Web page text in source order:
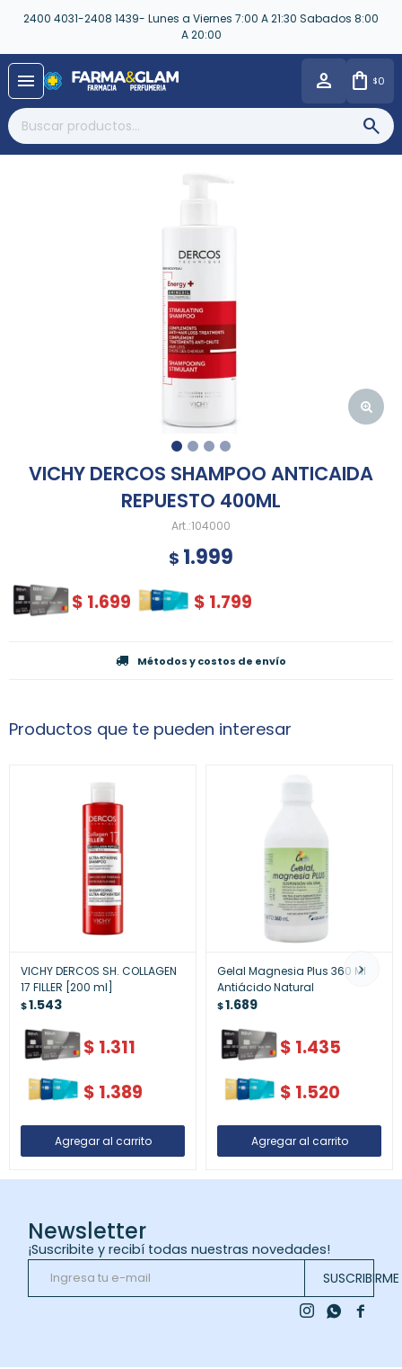
2400 4031-2408 1439- Lunes a Viernes 7:00 A 21:30 Sabados 8:00
A 20:00
menu $0
VICHY DERCOS SHAMPOO ANTICAIDA
REPUESTO 400ML
104000
$ 1.999
$ 1.699 $ 1.799
Métodos y costos de envío
Productos que te pueden interesar
VICHY DERCOS SH. COLLAGEN
17 FILLER [200 ml]
$1.543
$ 1.311
$ 1.389
Gelal Magnesia Plus 360 Ml
Antiácido Natural
$1.689
$ 1.435
$ 1.520
Newsletter
¡Suscribite y recibí todas nuestras novedades!
SUSCRIBIRME

 